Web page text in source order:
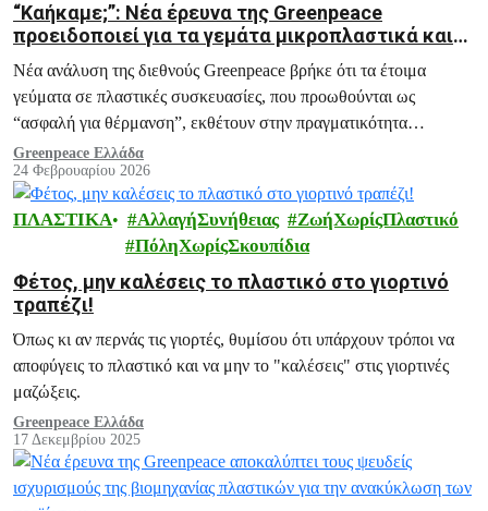
“Καήκαμε;”: Νέα έρευνα της Greenpeace
προειδοποιεί για τα γεμάτα μικροπλαστικά και
τοξικές ουσίες έτοιμα γεύματα
Νέα ανάλυση της διεθνούς Greenpeace βρήκε ότι τα έτοιμα
γεύματα σε πλαστικές συσκευασίες, που προωθούνται ως
“ασφαλή για θέρμανση”, εκθέτουν στην πραγματικότητα
εκατομμύρια ανθρώπους σε αόρατες μολυσματικές ουσίες.
Greenpeace Ελλάδα
24 Φεβρουαρίου 2026
ΠΛΑΣΤΙΚΑ ΑλλαγήΣυνήθειας
ΖωήΧωρίςΠλαστικό
ΠόληΧωρίςΣκουπίδια
Φέτος, μην καλέσεις το πλαστικό στο γιορτινό
τραπέζι!
Όπως κι αν περνάς τις γιορτές, θυμίσου ότι υπάρχουν τρόποι να
αποφύγεις το πλαστικό και να μην το "καλέσεις" στις γιορτινές
μαζώξεις.
Greenpeace Ελλάδα
17 Δεκεμβρίου 2025